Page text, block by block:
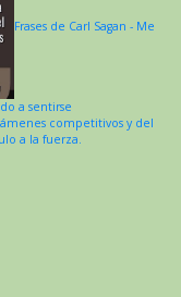
Frases de Carl Sagan - Me
a sentirse
competitivos y del
a la fuerza.